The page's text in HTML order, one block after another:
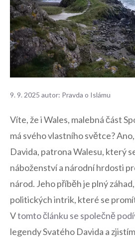
9. 9. 2025 autor: Pravda o Islámu
Víte, ⁤že i Wales, malebná část
‍má svého vlastního světce?
Davida, patrona Walesu, který
⁤náboženství a⁤ národní hrdosti
národ. Jeho příběh ⁢je plný
politických intrik, ⁢které se
Vtomto článku⁤ se⁣ společně
legendy Svatého ‌Davida a